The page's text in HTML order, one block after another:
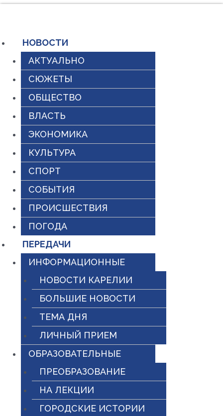
содержимому
НОВОСТИ
АКТУАЛЬНО
СЮЖЕТЫ
ОБЩЕСТВО
ВЛАСТЬ
ЭКОНОМИКА
КУЛЬТУРА
СПОРТ
СОБЫТИЯ
ПРОИСШЕСТВИЯ
ПОГОДА
ПЕРЕДАЧИ
ИНФОРМАЦИОННЫЕ
НОВОСТИ КАРЕЛИИ
БОЛЬШИЕ НОВОСТИ
ТЕМА ДНЯ
ЛИЧНЫЙ ПРИЕМ
ОБРАЗОВАТЕЛЬНЫЕ
ПРЕОБРАЗОВАНИЕ
НА ЛЕКЦИИ
ГОРОДСКИЕ ИСТОРИИ